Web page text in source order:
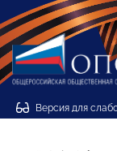
Версия для